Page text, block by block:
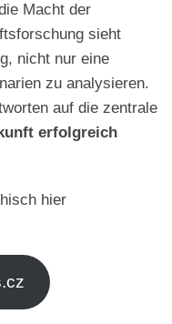
Macht der
sieht
nicht nur eine
zu analysieren.
auf die zentrale
erfolgreich
hier